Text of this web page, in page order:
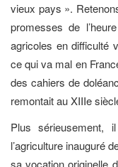
vieux pays ».
promesses de
agricoles en difficulté
ce qui va mal en
des cahiers de
remontait au XIIIe
Plus sérieusement,
l’agriculture inauguré
sa vocation originelle